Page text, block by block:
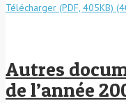
Télécharger (PDF, 405KB)
Autres
de l’année